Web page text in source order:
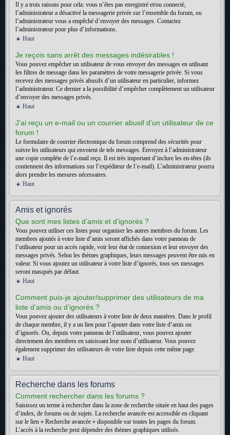
Il y a trois raisons pour cela: vous n’êtes pas enregistré et/ou connecté,
l’administrateur a désactivé la messagerie privée sur l’ensemble du forum, ou
l’administrateur vous a empêché d’envoyer des messages. Contactez
l’administrateur pour plus d’informations.
Haut
Je reçois sans arrêt des messages indésirables !
Vous pouvez empêcher un utilisateur de vous envoyer des messages en utilisant
les filtres de message dans les paramètres de votre messagerie privée. Si vous
recevez des messages privés abusifs d’un utilisateur en particulier, informez
l’administrateur. Ce dernier a la possibilité d’empêcher complètement un utilisateur
d’envoyer des messages privés.
Haut
J’ai reçu un e-mail ou un courrier abusif d’un utilisateur de ce
forum !
Le formulaire de courrier électronique du forum comprend des sécurités pour
suivre les utilisateurs qui envoient de tels messages. Envoyez à l’administrateur
une copie complète de l’e-mail reçu. Il est très important d’inclure les en-têtes (ils
contiennent des informations sur l’expéditeur de l’e-mail). L’administrateur pourra
alors prendre les mesures nécessaires.
Haut
Amis et ignorés
Que sont mes listes d’amis et d’ignorés ?
Vous pouvez utiliser ces listes pour organiser les autres membres du forum. Les
membres ajoutés à votre liste d’amis seront affichés dans votre panneau de
l’utilisateur pour un accès rapide, voir leur état de connexion et leur envoyer des
messages privés. Selon les thèmes graphiques, leurs messages peuvent être mis en
valeur. Si vous ajoutez un utilisateur à votre liste d’ignorés, tous ses messages
seront masqués par défaut.
Haut
Comment puis-je ajouter/supprimer des utilisateurs de ma
liste d’amis ou d’ignorés ?
Vous pouvez ajouter des utilisateurs à votre liste de deux manières. Dans le profil
de chaque membre, il y a un lien pour l’ajouter dans votre liste d’amis ou
d’ignorés. Ou, depuis votre panneau de l’utilisateur, vous pouvez ajouter
directement des membres en saisissant leur nom d’utilisateur. Vous pouvez
également supprimer des utilisateurs de votre liste depuis cette même page.
Haut
Recherche dans les forums
Comment rechercher dans les forums ?
Saisissez un terme à rechercher dans la zone de recherche située en haut des pages
d’index, de forums ou de sujets. La recherche avancée est accessible en cliquant
sur le lien « Recherche avancée » disponible sur toutes les pages du forum.
L’accès à la recherche peut dépendre des thèmes graphiques utilisés.